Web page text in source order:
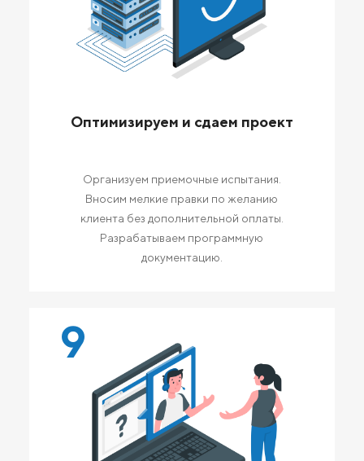
Оптимизируем и сдаем проект
Организуем приемочные испытания.
Вносим мелкие правки по желанию
клиента без дополнительной оплаты.
Разрабатываем программную
документацию.
9